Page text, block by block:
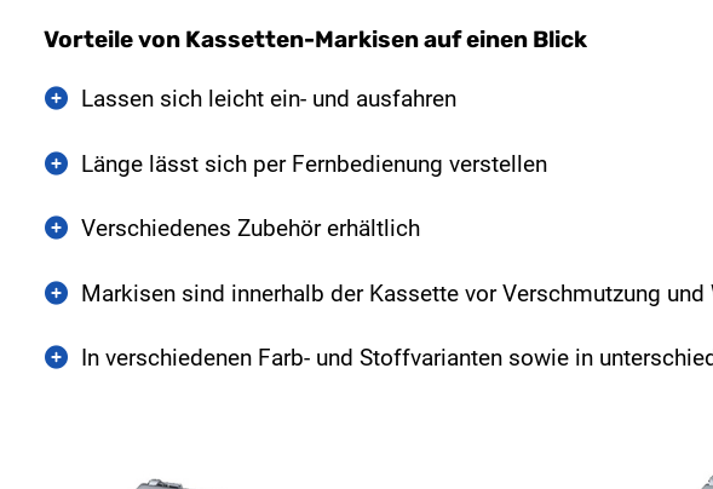
Vorteile von Kassetten-Markisen auf einen Blick
Lassen sich leicht ein- und ausfahren
Länge lässt sich per Fernbedienung verstellen
Verschiedenes Zubehör erhältlich
Markisen sind innerhalb der Kassette vor Verschmutzung
In verschiedenen Farb- und Stoffvarianten sowie in